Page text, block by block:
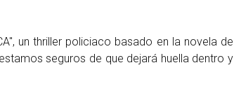
un thriller policiaco basado en la novela de
seguros de que dejará huella dentro y